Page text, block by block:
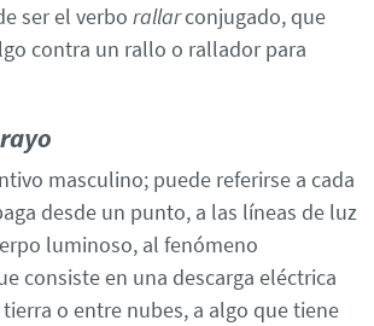
ser el verbo rallarconjugado, que
contra un rallo o rallador para
rayo
masculino; puede referirse a cada
desde un punto, a las líneas de luz
luminoso, al fenómeno
consiste en una descarga eléctrica
o entre nubes, a algo que tiene